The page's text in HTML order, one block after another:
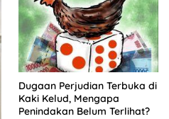
Dugaan Perjudian Terbuka di
Kaki Kelud, Mengapa
Penindakan Belum Terlihat?